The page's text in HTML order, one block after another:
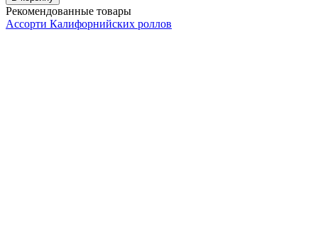
Рекомендованные товары
Ассорти Калифорнийских роллов